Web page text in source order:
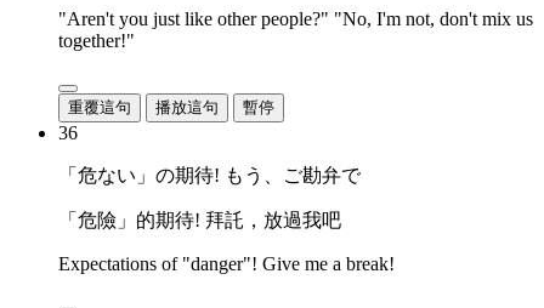
"Aren't you just like other people?" "No, I'm not, don't mix us
together!"
重覆這句 播放這句 暫停
36
「危ない」の期待! もう、ご勘弁で
「危險」的期待! 拜託，放過我吧
Expectations of "danger"! Give me a break!